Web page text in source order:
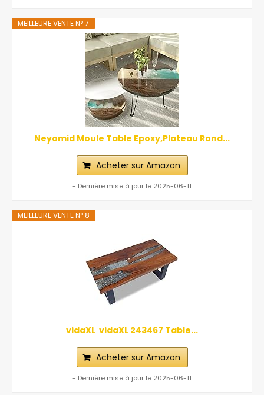
MEILLEURE VENTE N° 7
Neyomid Moule Table Epoxy,Plateau Rond...
Acheter sur Amazon
- Dernière mise à jour le 2025-06-11
MEILLEURE VENTE N° 8
vidaXL ‎ vidaXL‎ ‎243467 Table...
Acheter sur Amazon
- Dernière mise à jour le 2025-06-11